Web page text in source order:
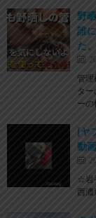
野
誰
た
管理
タ
ー
[ヤ
動
☆岩
西